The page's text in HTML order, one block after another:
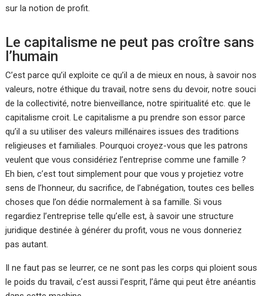
sur la notion de profit.
Le capitalisme ne peut pas croître sans
l’humain
C’est parce qu’il exploite ce qu’il a de mieux en nous, à savoir nos
valeurs, notre éthique du travail, notre sens du devoir, notre souci
de la collectivité, notre bienveillance, notre spiritualité etc. que le
capitalisme croit. Le capitalisme a pu prendre son essor parce
qu’il a su utiliser des valeurs millénaires issues des traditions
religieuses et familiales. Pourquoi croyez-vous que les patrons
veulent que vous considériez l’entreprise comme une famille ?
Eh bien, c’est tout simplement pour que vous y projetiez votre
sens de l’honneur, du sacrifice, de l’abnégation, toutes ces belles
choses que l’on dédie normalement à sa famille. Si vous
regardiez l’entreprise telle qu’elle est, à savoir une structure
juridique destinée à générer du profit, vous ne vous donneriez
pas autant.
Il ne faut pas se leurrer, ce ne sont pas les corps qui ploient sous
le poids du travail, c’est aussi l’esprit, l’âme qui peut être anéantis